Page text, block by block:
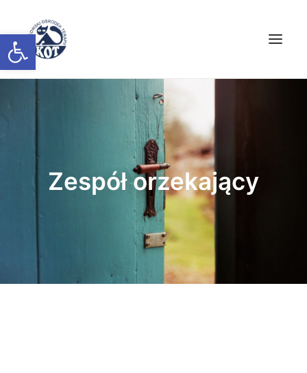
Open toolbar
ZAPISYZespół orzekający